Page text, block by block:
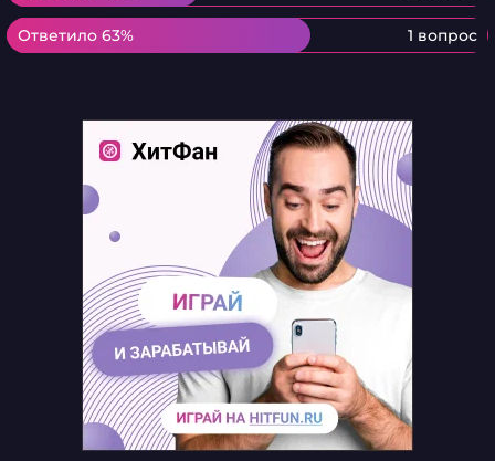
Ответило 63% 1 вопрос
Ответило 63%